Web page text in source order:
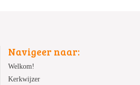
Navigeer naar:
Welkom!
Kerkwijzer